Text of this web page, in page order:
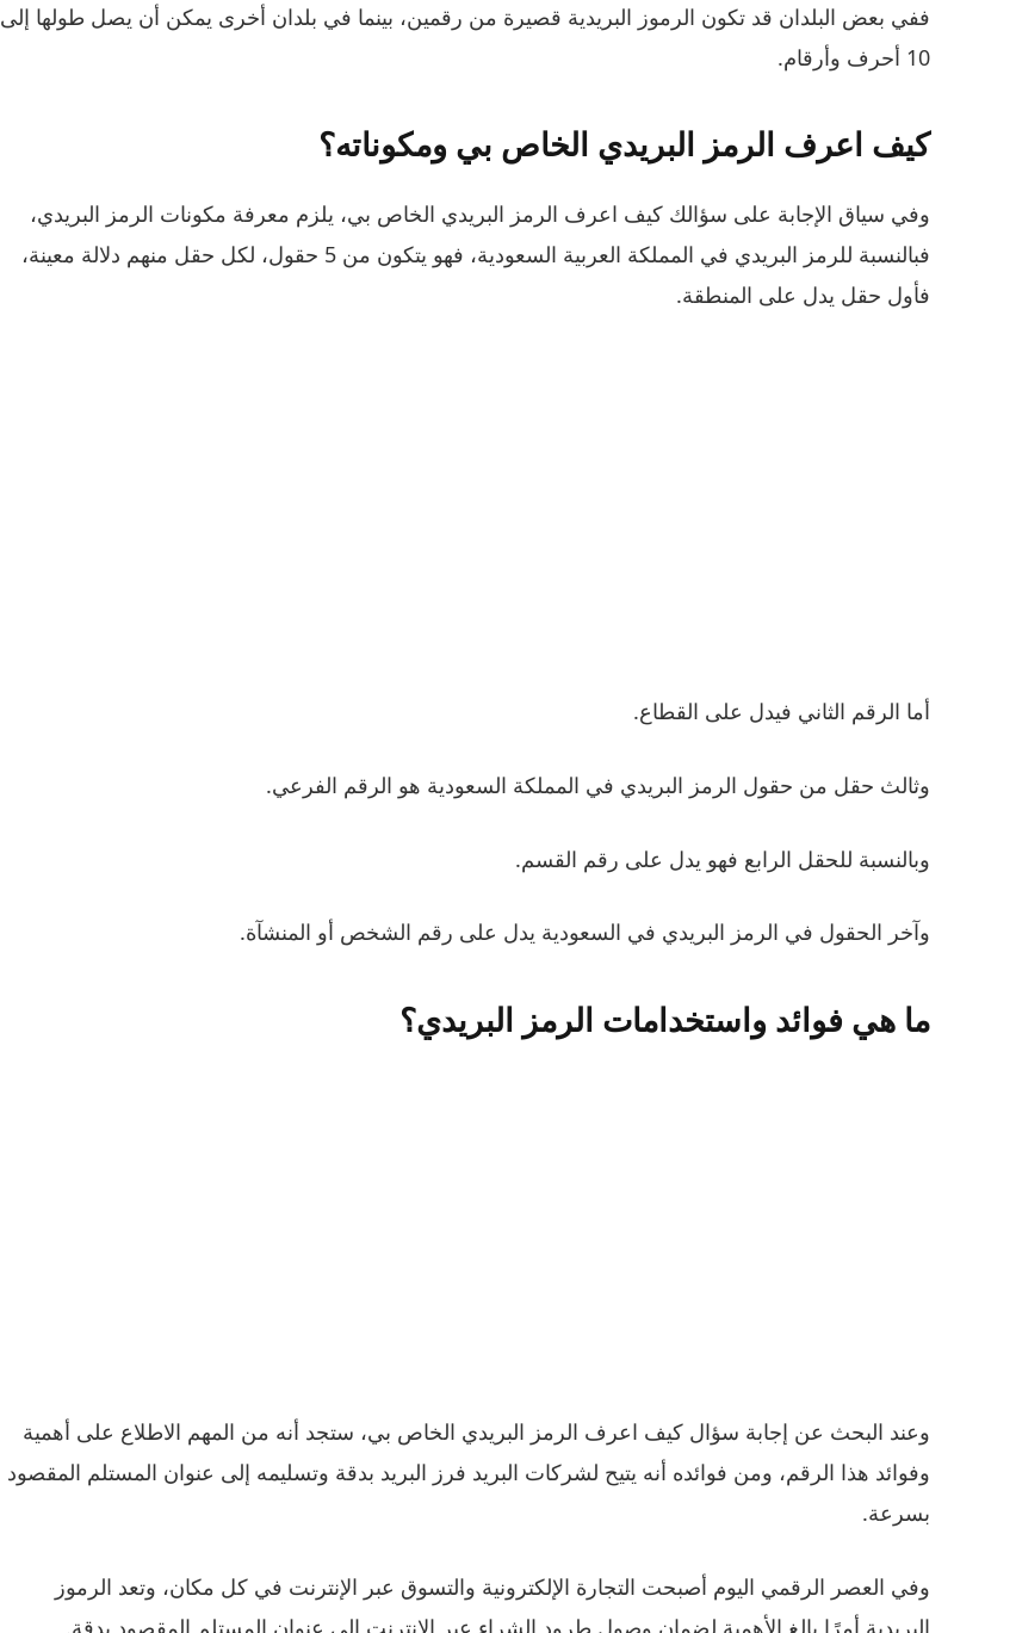
ففي بعض البلدان قد تكون الرموز البريدية قصيرة من رقمين، بينما في بلدان أخرى يمكن أن يصل طولها إلى
10 أحرف وأرقام.
كيف اعرف الرمز البريدي الخاص بي ومكوناته؟
وفي سياق الإجابة على سؤالك كيف اعرف الرمز البريدي الخاص بي، يلزم معرفة مكونات الرمز البريدي،
فبالنسبة للرمز البريدي في المملكة العربية السعودية، فهو يتكون من 5 حقول، لكل حقل منهم دلالة معينة،
فأول حقل يدل على المنطقة.
أما الرقم الثاني فيدل على القطاع.
وثالث حقل من حقول الرمز البريدي في المملكة السعودية هو الرقم الفرعي.
وبالنسبة للحقل الرابع فهو يدل على رقم القسم.
وآخر الحقول في الرمز البريدي في السعودية يدل على رقم الشخص أو المنشآة.
ما هي فوائد واستخدامات الرمز البريدي؟
وعند البحث عن إجابة سؤال كيف اعرف الرمز البريدي الخاص بي، ستجد أنه من المهم الاطلاع على أهمية
وفوائد هذا الرقم، ومن فوائده أنه يتيح لشركات البريد فرز البريد بدقة وتسليمه إلى عنوان المستلم المقصود
بسرعة.
وفي العصر الرقمي اليوم أصبحت التجارة الإلكترونية والتسوق عبر الإنترنت في كل مكان، وتعد الرموز
البريدية أمرًا بالغ الأهمية لضمان وصول طرود الشراء عبر الإنترنت إلى عنوان المستلم المقصود بدقة.